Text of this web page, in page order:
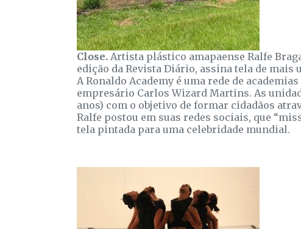
Close. Artista plástico amapaense Ralfe
edição da Revista Diário, assina tela de mais
A Ronaldo Academy é uma rede de
empresário Carlos Wizard Martins. As
anos) com o objetivo de formar cidadãos
Ralfe postou em suas redes sociais, que
tela pintada para uma celebridade mundial.